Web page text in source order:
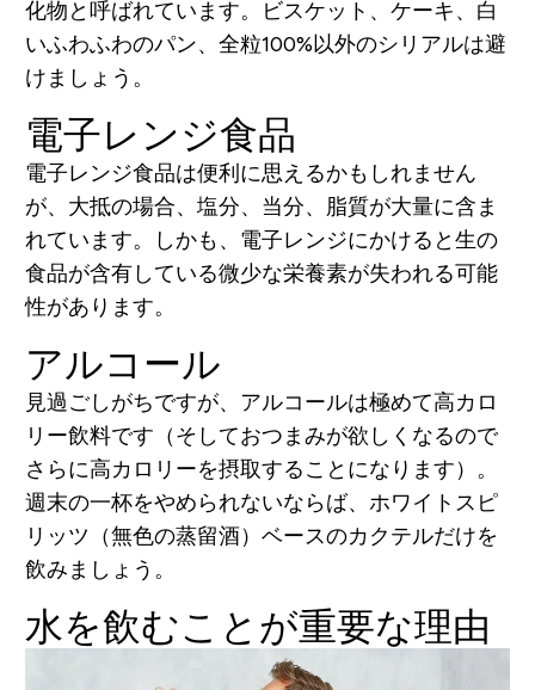
化物と呼ばれています。ビスケット、ケーキ、白
いふわふわのパン、全粒100%以外のシリアルは避
けましょう。
電子レンジ食品
電子レンジ食品は便利に思えるかもしれません
が、大抵の場合、塩分、当分、脂質が大量に含ま
れています。しかも、電子レンジにかけると生の
食品が含有している微少な栄養素が失われる可能
性があります。
アルコール
見過ごしがちですが、アルコールは極めて高カロ
リー飲料です（そしておつまみが欲しくなるので
さらに高カロリーを摂取することになります）。
週末の一杯をやめられないならば、ホワイトスピ
リッツ（無色の蒸留酒）ベースのカクテルだけを
飲みましょう。
水を飲むことが重要な理由